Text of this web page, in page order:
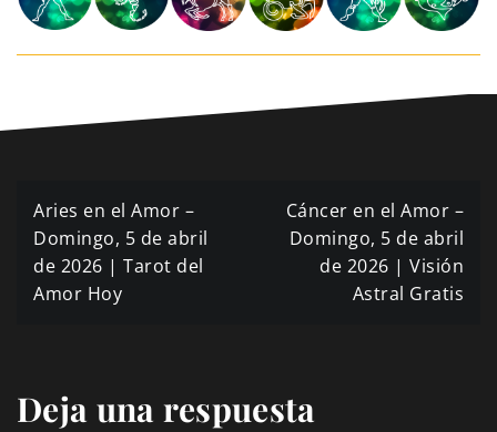
Navegación
de
entradas
Aries en el Amor –
Domingo, 5 de abril
de 2026 | Tarot del
Amor Hoy
Cáncer en el Amor –
Domingo, 5 de abril
de 2026 | Visión
Astral Gratis
Deja una respuesta